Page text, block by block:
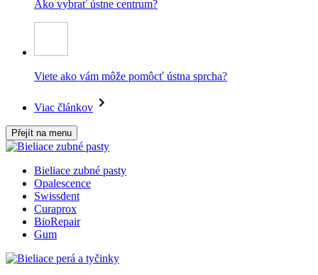
Ako vybrať ústne centrum?
Viete ako vám môže pomôcť ústna sprcha?
Viac článkov
Přejít na menu
Bieliace zubné pasty
Opalescence
Swissdent
Curaprox
BioRepair
Gum